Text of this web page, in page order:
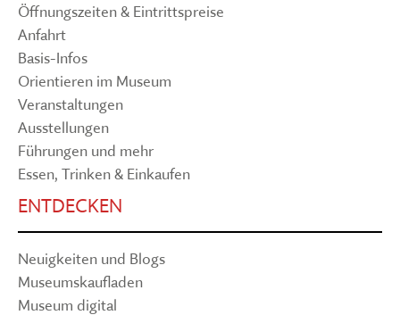
Öffnungszeiten & Eintrittspreise
Anfahrt
Basis-Infos
Orientieren im Museum
Veranstaltungen
Ausstellungen
Führungen und mehr
Essen, Trinken & Einkaufen
ENTDECKEN
Neuigkeiten und Blogs
Museumskaufladen
Museum digital